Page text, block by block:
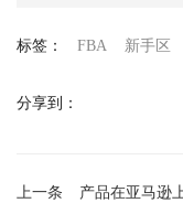
标签： FBA 新手区
分享到：
产品在亚马逊
上一条